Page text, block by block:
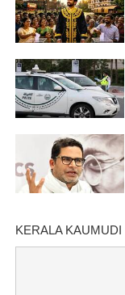
KERALA KAUMUDI